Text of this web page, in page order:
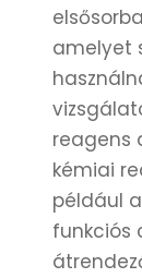
amelyet
reagens
kémiai
például
funkciós